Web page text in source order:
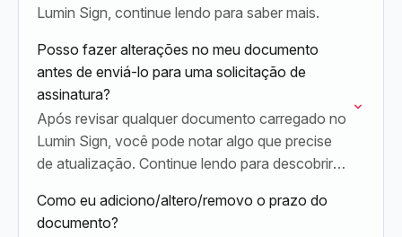
Lumin Sign, continue lendo para saber mais.
Posso fazer alterações no meu documento
antes de enviá-lo para uma solicitação de
assinatura?
Após revisar qualquer documento carregado no
Lumin Sign, você pode notar algo que precise
de atualização. Continue lendo para descobrir
documento.
Como eu adiciono/altero/removo o prazo do
documento?